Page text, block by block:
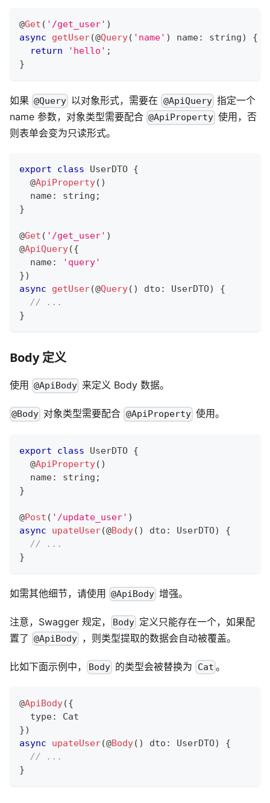
@Get ( '/get_user' )
async
getUser(@Query( 'name' ) name: string)
{
return
'hello' ;
}
如果 @Query 以对象形式，需要在 @ApiQuery 指定一个
name 参数，对象类型需要配合 @ApiProperty 使用，否
则表单会变为只读形式。
export class UserDTO {
@ApiProperty( )
  name
: string ;
}
@Get ( '/get_user' )
@ApiQuery({
  name
:
'query'
})
async
getUser(@Query( ) dto : UserDTO)
{
// ...
}
Body 定义
使用 @ApiBody 来定义 Body 数据。
@Body 对象类型需要配合 @ApiProperty 使用。
export class UserDTO {
@ApiProperty( )
  name
: string ;
}
@Post ( '/update_user' )
async
upateUser(@Body( ) dto : UserDTO)
{
// ...
}
如需其他细节，请使用 @ApiBody 增强。
注意，Swagger 规定， Body 定义只能存在一个，如果配
置了 @ApiBody ，则类型提取的数据会自动被覆盖。
比如下面示例中， Body 的类型会被替换为 Cat 。
@ApiBody({
  type
:
Cat
})
async
upateUser(@Body( ) dto : UserDTO)
{
// ...
}